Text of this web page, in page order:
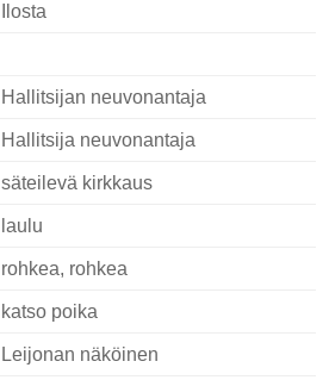
Ilosta
Hallitsijan neuvonantaja
Hallitsija neuvonantaja
säteilevä kirkkaus
laulu
rohkea, rohkea
katso poika
Leijonan näköinen